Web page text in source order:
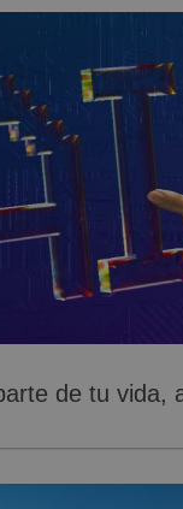
de tu vida,